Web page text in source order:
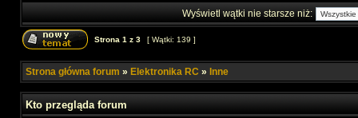
Wyświetl wątki nie starsze niż:
Strona 1 z 3 [ Wątki: 139 ]
Strona główna forum » Elektronika RC » Inne
Kto przegląda forum